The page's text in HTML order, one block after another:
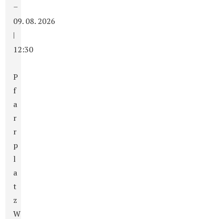
–
09. 08. 2026
|
12:30
P
f
a
r
r
p
l
a
t
z
W